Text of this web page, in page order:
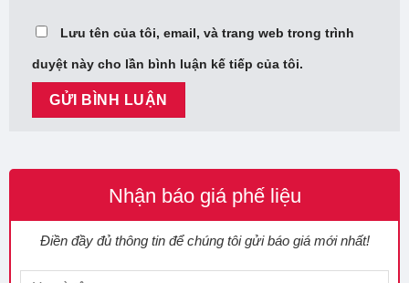
Lưu tên của tôi, email, và trang web trong trình
duyệt này cho lần bình luận kế tiếp của tôi.
Nhận báo giá phế liệu
Điền đầy đủ thông tin để chúng tôi gửi báo giá mới nhất!